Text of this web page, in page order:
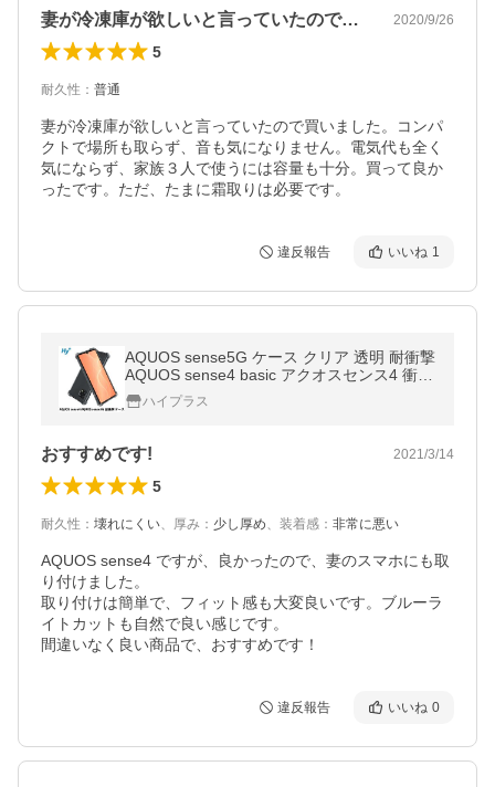
妻が冷凍庫が欲しいと言っていたので買い… 2020/9/26
5
耐久性 ： 普通
妻が冷凍庫が欲しいと言っていたので買いました。コンパ
クトで場所も取らず、音も気になりません。電気代も全く
気にならず、家族３人で使うには容量も十分。買って良か
ったです。ただ、たまに霜取りは必要です。
違反報告 いいね 1
AQUOS sense5G ケース クリア 透明 耐衝撃
AQUOS sense4 basic アクオスセンス4 衝撃
吸収 米軍MIL規格 ストラップホール付
ハイプラス
おすすめです! 2021/3/14
5
耐久性 ： 壊れにくい、 厚み ： 少し厚め、 装着感 ： 非常に悪い
AQUOS sense4 ですが、良かったので、妻のスマホにも取
り付けました。
取り付けは簡単で、フィット感も大変良いです。ブルーラ
イトカットも自然で良い感じです。
間違いなく良い商品で、おすすめです！
違反報告 いいね 0